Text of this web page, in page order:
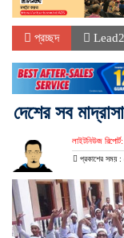
প্রচ্ছদ Lead2
দেশের সব
লাইটনিউজ রিপোর্ট:
প্রকাশের সময়